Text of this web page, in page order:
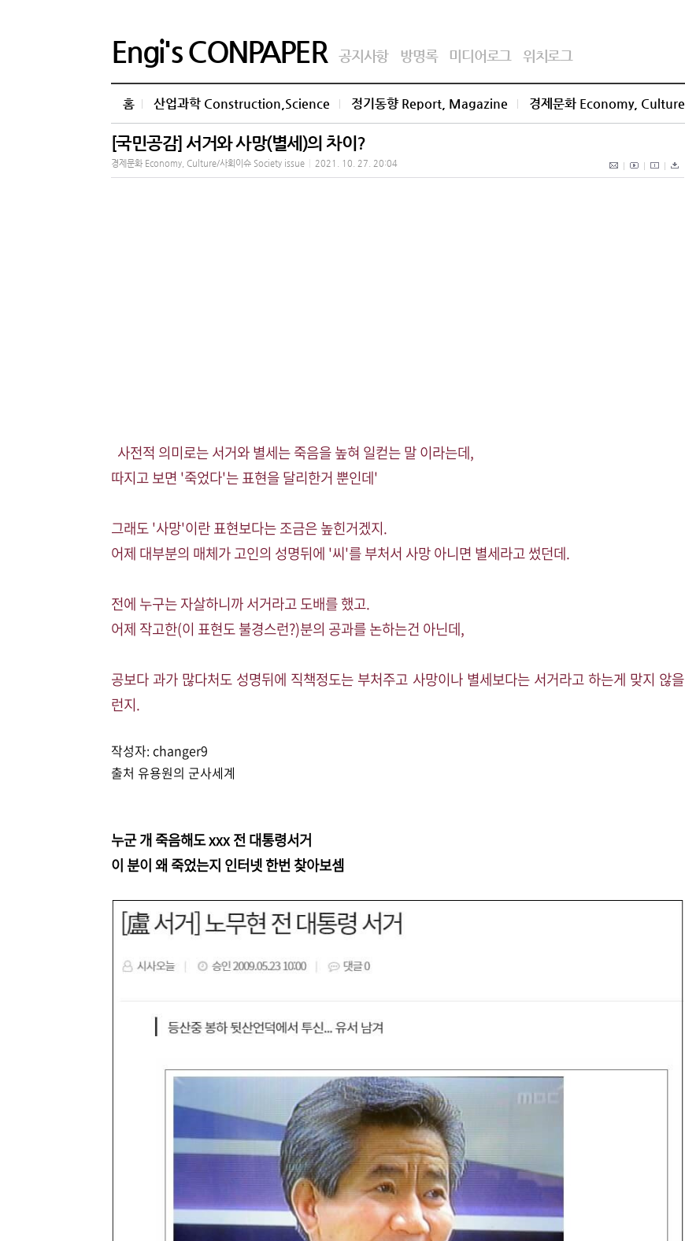
Engi's CONPAPER 공지사항 방명록 미디어로그 위치로그
홈 산업과학 Construction,Science 정기동향 Report, Magazine 경제문화 Economy, Culture
[국민공감] 서거와 사망(별세)의 차이?
경제문화 Economy, Culture/사회이슈 Society issue 2021. 10. 27. 20:04
사전적 의미로는 서거와 별세는 죽음을 높혀 일컫는 말 이라는데,
따지고 보면 '죽었다'는 표현을 달리한거 뿐인데'
그래도 '사망'이란 표현보다는 조금은 높힌거겠지.
어제 대부분의 매체가 고인의 성명뒤에 '씨'를 부처서 사망 아니면 별세라고 썼던데.
전에 누구는 자살하니까 서거라고 도배를 했고.
어제 작고한(이 표현도 불경스런?)분의 공과를 논하는건 아닌데,
공보다 과가 많다처도 성명뒤에 직책정도는 부처주고 사망이나 별세보다는 서거라고 하는게 맞지 않을
런지.
작성자: changer9
출처 유용원의 군사세계
누군 개 죽음해도 xxx 전 대통령서거
이 분이 왜 죽었는지 인터넷 한번 찾아보셈